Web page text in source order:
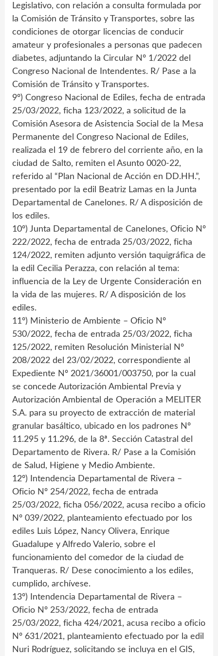
Legislativo, con relación a consulta formulada por
la Comisión de Tránsito y Transportes, sobre las
condiciones de otorgar licencias de conducir
amateur y profesionales a personas que padecen
diabetes, adjuntando la Circular Nº 1/2022 del
Congreso Nacional de Intendentes. R/ Pase a la
Comisión de Tránsito y Transportes.
9º) Congreso Nacional de Ediles, fecha de entrada
25/03/2022, ficha 123/2022, a solicitud de la
Comisión Asesora de Asistencia Social de la Mesa
Permanente del Congreso Nacional de Ediles,
realizada el 19 de febrero del corriente año, en la
ciudad de Salto, remiten el Asunto 0020-22,
referido al “Plan Nacional de Acción en DD.HH.”,
presentado por la edil Beatriz Lamas en la Junta
Departamental de Canelones. R/ A disposición de
los ediles.
10º) Junta Departamental de Canelones, Oficio Nº
222/2022, fecha de entrada 25/03/2022, ficha
124/2022, remiten adjunto versión taquigráfica de
la edil Cecilia Perazza, con relación al tema:
influencia de la Ley de Urgente Consideración en
la vida de las mujeres. R/ A disposición de los
ediles.
11º) Ministerio de Ambiente – Oficio Nº
530/2022, fecha de entrada 25/03/2022, ficha
125/2022, remiten Resolución Ministerial Nº
208/2022 del 23/02/2022, correspondiente al
Expediente Nº 2021/36001/003750, por la cual
se concede Autorización Ambiental Previa y
Autorización Ambiental de Operación a MELITER
S.A. para su proyecto de extracción de material
granular basáltico, ubicado en los padrones Nº
11.295 y 11.296, de la 8ª. Sección Catastral del
Departamento de Rivera. R/ Pase a la Comisión
de Salud, Higiene y Medio Ambiente.
12º) Intendencia Departamental de Rivera –
Oficio Nº 254/2022, fecha de entrada
25/03/2022, ficha 056/2022, acusa recibo a oficio
Nº 039/2022, planteamiento efectuado por los
ediles Luis López, Nancy Olivera, Enrique
Guadalupe y Alfredo Valerio, sobre el
funcionamiento del comedor de la ciudad de
Tranqueras. R/ Dese conocimiento a los ediles,
cumplido, archívese.
13º) Intendencia Departamental de Rivera –
Oficio Nº 253/2022, fecha de entrada
25/03/2022, ficha 424/2021, acusa recibo a oficio
Nº 631/2021, planteamiento efectuado por la edil
Nuri Rodríguez, solicitando se incluya en el GIS,